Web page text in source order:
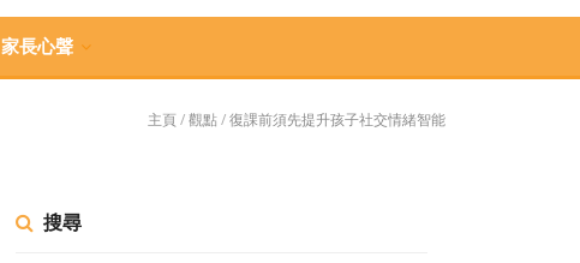
家長心聲
主頁/觀點/復課前須先提升孩子社交情緒智能
搜尋